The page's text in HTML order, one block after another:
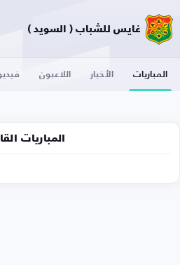
غايس للشباب ( السويد )
المباريات الأخبار اللاعبون
المباريات